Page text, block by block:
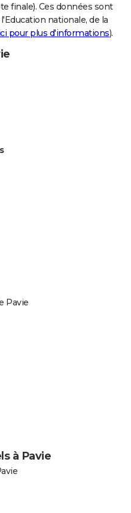
finale). Ces données sont
nationale, de la
pour plus d'informations).
Pavie
à Pavie